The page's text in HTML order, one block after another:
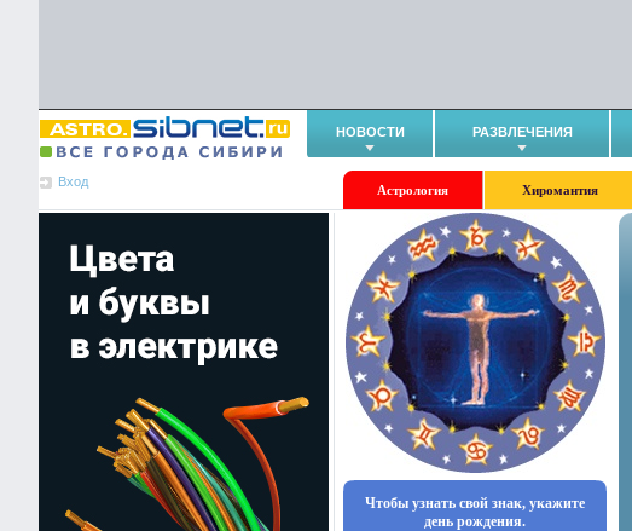
НОВОСТИ РАЗВЛЕЧЕНИЯ
Вход
Астрология Хиромантия
Чтобы узнать свой знак, укажите
день рождения.